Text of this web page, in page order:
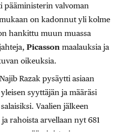
pääministerin valvoman
on kadonnut yli kolme
hankittu muun muassa
Picasson maalauksia ja
oikeuksia.
Razak pysäytti asiaan
syyttäjän ja määräsi
Vaalien jälkeen
rahoista arvellaan nyt 681